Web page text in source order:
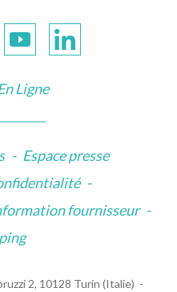
Ligne
- Espace presse
-
fournisseur -
2, 10128 Turin (Italie)